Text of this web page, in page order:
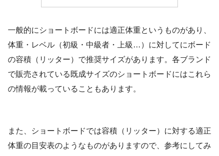
一般的にショートボードには適正体重というものがあり、
体重・レベル（初級・中級者・上級…）に対してにボード
の容積（リッター）で推奨サイズがあります。各ブランド
で販売されている既成サイズのショートボードにはこれら
の情報が載っていることもあります。
また、ショートボードでは容積（リッター）に対する適正
体重の目安表のようなものがありますので、参考にしてみ